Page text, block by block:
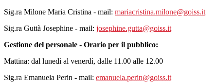
Sig.ra Milone Maria Cristina - mail: mariacristina.milone@goiss.it
Sig.ra Guttà Josephine - mail: josephine.gutta@goiss.it
Gestione del personale - Orario per il pubblico:
Mattina: dal lunedì al venerdì, dalle 11.00 alle 12.00
Sig.ra Emanuela Perin - mail: emanuela.perin@goiss.it